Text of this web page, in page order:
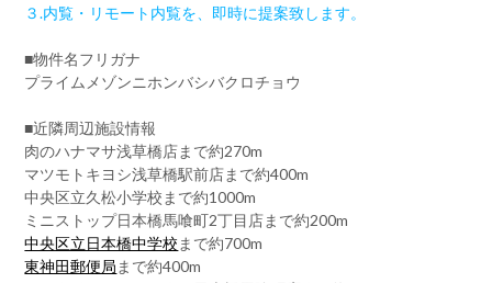
３.内覧・リモート内覧を、即時に提案致します。
■物件名フリガナ
プライムメゾンニホンバシバクロチョウ
■近隣周辺施設情報
肉のハナマサ浅草橋店まで約270m
マツモトキヨシ浅草橋駅前店まで約400m
中央区立久松小学校まで約1000m
ミニストップ日本橋馬喰町2丁目店まで約200m
中央区立日本橋中学校 まで約700m
東神田郵便局 まで約400m